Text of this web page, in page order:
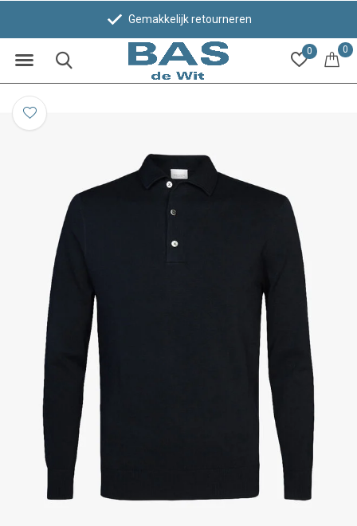
0 0
Gemakkelijk retourneren